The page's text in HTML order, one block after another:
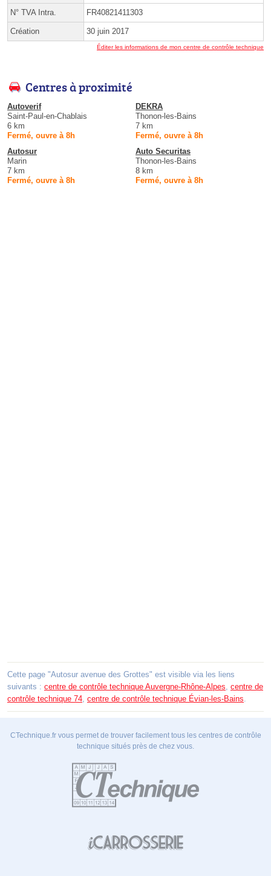
N° TVA Intra. FR40821411303
Création 30 juin 2017
Éditer les informations de mon centre de contrôle technique
Centres à proximité
Autoverif
Saint-Paul-en-Chablais
6 km
Fermé, ouvre à 8h
DEKRA
Thonon-les-Bains
7 km
Fermé, ouvre à 8h
Autosur
Marin
7 km
Fermé, ouvre à 8h
Auto Securitas
Thonon-les-Bains
8 km
Fermé, ouvre à 8h
Cette page "Autosur avenue des Grottes" est visible via les liens
suivants : centre de contrôle technique Auvergne-Rhône-Alpes, centre de
contrôle technique 74, centre de contrôle technique Évian-les-Bains.
CTechnique.fr vous permet de trouver facilement tous les centres de contrôle
technique situés près de chez vous.